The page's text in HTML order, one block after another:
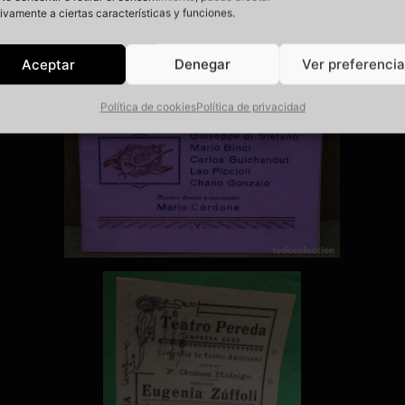
a ciertas características y funciones.
Aceptar Denegar Ver
Política de cookiesPolítica de privacidad